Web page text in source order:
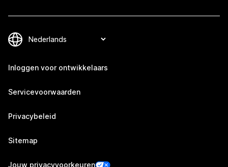
Inloggen voor ontwikkelaars
Servicevoorwaarden
Privacybeleid
Sitemap
Jouw privacyvoorkeuren